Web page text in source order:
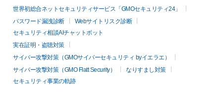
世界初総合ネットセキュリティサービス「GMOセキュリティ24」
パスワード漏洩診断
Webサイトリスク診断
セキュリティ相談AIチャットボット
実在証明・盗聴対策
サイバー攻撃対策（GMOサイバーセキュリティ byイエラエ）
サイバー攻撃対策（GMO Flatt Security）
なりすまし対策
セキュリティ事業の軌跡